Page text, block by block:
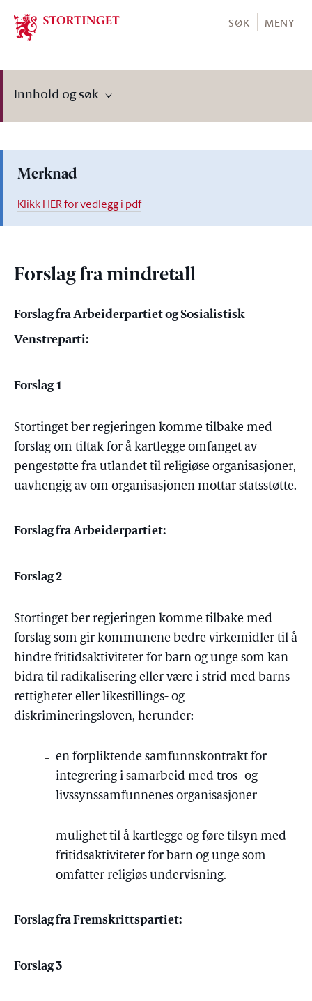
Stortinget.no
SØK MENY
Innhold og søk
Merknad
Klikk HER for vedlegg i pdf
Forslag fra mindretall
Forslag fra Arbeiderpartiet og Sosialistisk
Venstreparti:
Forslag 1
Stortinget ber regjeringen komme tilbake med
forslag om tiltak for å kartlegge omfanget av
pengestøtte fra utlandet til religiøse organisasjoner,
uavhengig av om organisasjonen mottar statsstøtte.
Forslag fra Arbeiderpartiet:
Forslag 2
Stortinget ber regjeringen komme tilbake med
forslag som gir kommunene bedre virkemidler til å
hindre fritidsaktiviteter for barn og unge som kan
bidra til radikalisering eller være i strid med barns
rettigheter eller likestillings- og
diskrimineringsloven, herunder:
en forpliktende samfunnskontrakt for
integrering i samarbeid med tros- og
livssynssamfunnenes organisasjoner
mulighet til å kartlegge og føre tilsyn med
fritidsaktiviteter for barn og unge som
omfatter religiøs undervisning.
Forslag fra Fremskrittspartiet:
Forslag 3